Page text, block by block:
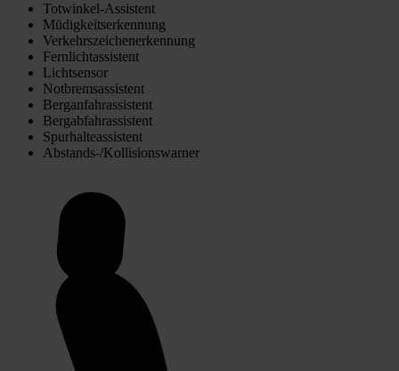
Totwinkel-Assistent
Müdigkeitserkennung
Verkehrszeichenerkennung
Fernlichtassistent
Lichtsensor
Notbremsassistent
Berganfahrassistent
Bergabfahrassistent
Spurhalteassistent
Abstands-/Kollisionswarner